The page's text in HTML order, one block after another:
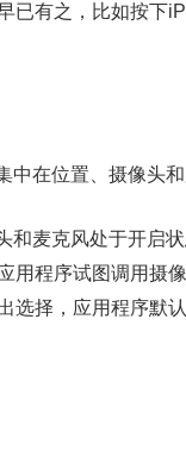
已有之，比如按下
在位置、摄像头
麦克风处于开启
用程序试图调用摄
选择，应用程序默